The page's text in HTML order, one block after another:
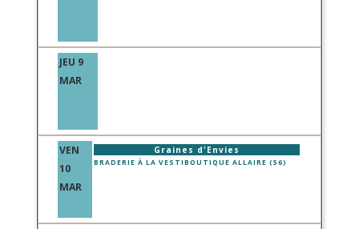
JEU 9
MAR
VEN
10
MAR
Graines d'Envies
BRADERIE À LA VESTIBOUTIQUE ALLAIRE (56)